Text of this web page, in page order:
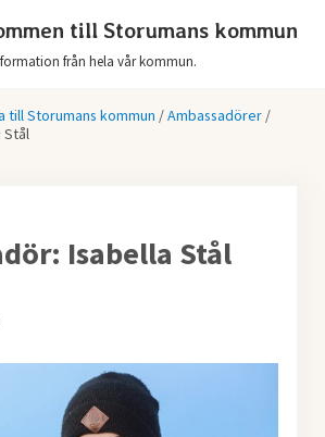
till Storumans kommun
från hela vår kommun.
till Storumans kommun /Ambassadörer /
Stål
Isabella Stål